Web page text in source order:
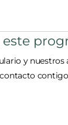
y nuestros
contigo